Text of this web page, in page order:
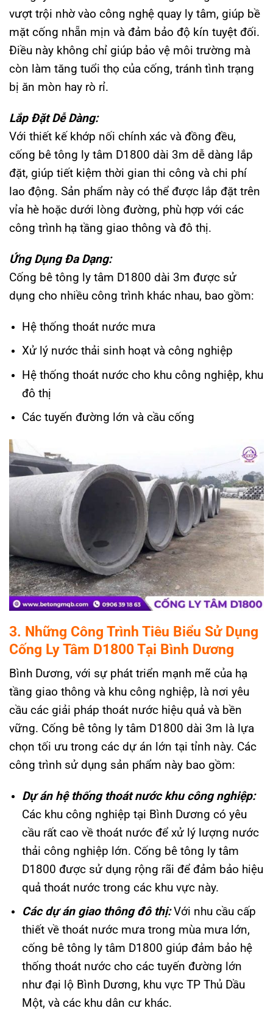
vượt trội nhờ vào công nghệ quay ly tâm, giúp bề
mặt cống nhẵn mịn và đảm bảo độ kín tuyệt đối.
Điều này không chỉ giúp bảo vệ môi trường mà
còn làm tăng tuổi thọ của cống, tránh tình trạng
bị ăn mòn hay rò rỉ.
Lắp Đặt Dễ Dàng:
Với thiết kế khớp nối chính xác và đồng đều,
cống bê tông ly tâm D1800 dài 3m dễ dàng lắp
đặt, giúp tiết kiệm thời gian thi công và chi phí
lao động. Sản phẩm này có thể được lắp đặt trên
vỉa hè hoặc dưới lòng đường, phù hợp với các
công trình hạ tầng giao thông và đô thị.
Ứng Dụng Đa Dạng:
Cống bê tông ly tâm D1800 dài 3m được sử
dụng cho nhiều công trình khác nhau, bao gồm:
Hệ thống thoát nước mưa
Xử lý nước thải sinh hoạt và công nghiệp
Hệ thống thoát nước cho khu công nghiệp, khu
đô thị
Các tuyến đường lớn và cầu cống
3. Những Công Trình Tiêu Biểu Sử Dụng
Cống Ly Tâm D1800 Tại Bình Dương
Bình Dương, với sự phát triển mạnh mẽ của hạ
tầng giao thông và khu công nghiệp, là nơi yêu
cầu các giải pháp thoát nước hiệu quả và bền
vững. Cống bê tông ly tâm D1800 dài 3m là lựa
chọn tối ưu trong các dự án lớn tại tỉnh này. Các
công trình sử dụng sản phẩm này bao gồm:
Dự án hệ thống thoát nước khu công nghiệp:
Các khu công nghiệp tại Bình Dương có yêu
cầu rất cao về thoát nước để xử lý lượng nước
thải công nghiệp lớn. Cống bê tông ly tâm
D1800 được sử dụng rộng rãi để đảm bảo hiệu
quả thoát nước trong các khu vực này.
Các dự án giao thông đô thị:Với nhu cầu cấp
thiết về thoát nước mưa trong mùa mưa lớn,
cống bê tông ly tâm D1800 giúp đảm bảo hệ
thống thoát nước cho các tuyến đường lớn
như đại lộ Bình Dương, khu vực TP Thủ Dầu
Một, và các khu dân cư khác.